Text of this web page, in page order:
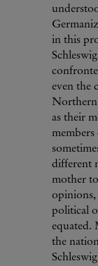
in this
even the
Northern
as their
members
different
mother
opinions,
political
equated.
the